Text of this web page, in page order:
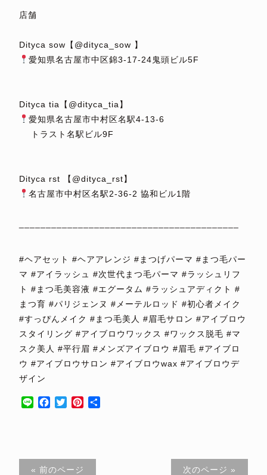
店舗
Dityca sow【@dityca_sow 】
愛知県名古屋市中区錦3-17-24鬼頭ビル5F
Dityca tia【@dityca_tia】
愛知県名古屋市中村区名駅4-13-6
トラスト名駅ビル9F
Dityca rst 【@dityca_rst】
名古屋市中村区名駅2-36-2 協和ビル1階
#ヘアセット #ヘアアレンジ #まつげパーマ #まつ毛パー
マ #アイラッシュ #次世代まつ毛パーマ #ラッシュリフ
ト #まつ毛美容液 #エグータム #ラッシュアディクト #
まつ育 #パリジェンヌ #メーテルロッド #初心者メイク
#すっぴんメイク #まつ毛美人 #眉毛サロン #アイブロウ
スタイリング #アイブロウワックス #ワックス脱毛 #マ
スク美人 #平行眉 #メンズアイブロウ #眉毛 #アイブロ
ウ #アイブロウサロン #アイブロウwax #アイブロウデ
ザイン
Line Facebook
TwitterPinterest
« 前のページ 次のページ »